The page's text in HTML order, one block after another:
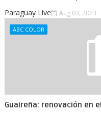
Paraguay Live Aug 03, 2023
ABC COLOR
Guaireña: renovación en